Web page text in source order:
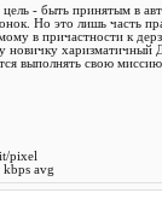
- быть принятым в
Но это лишь часть
в причастности к
новичку харизматичный
выполнять свою
pixel
avg